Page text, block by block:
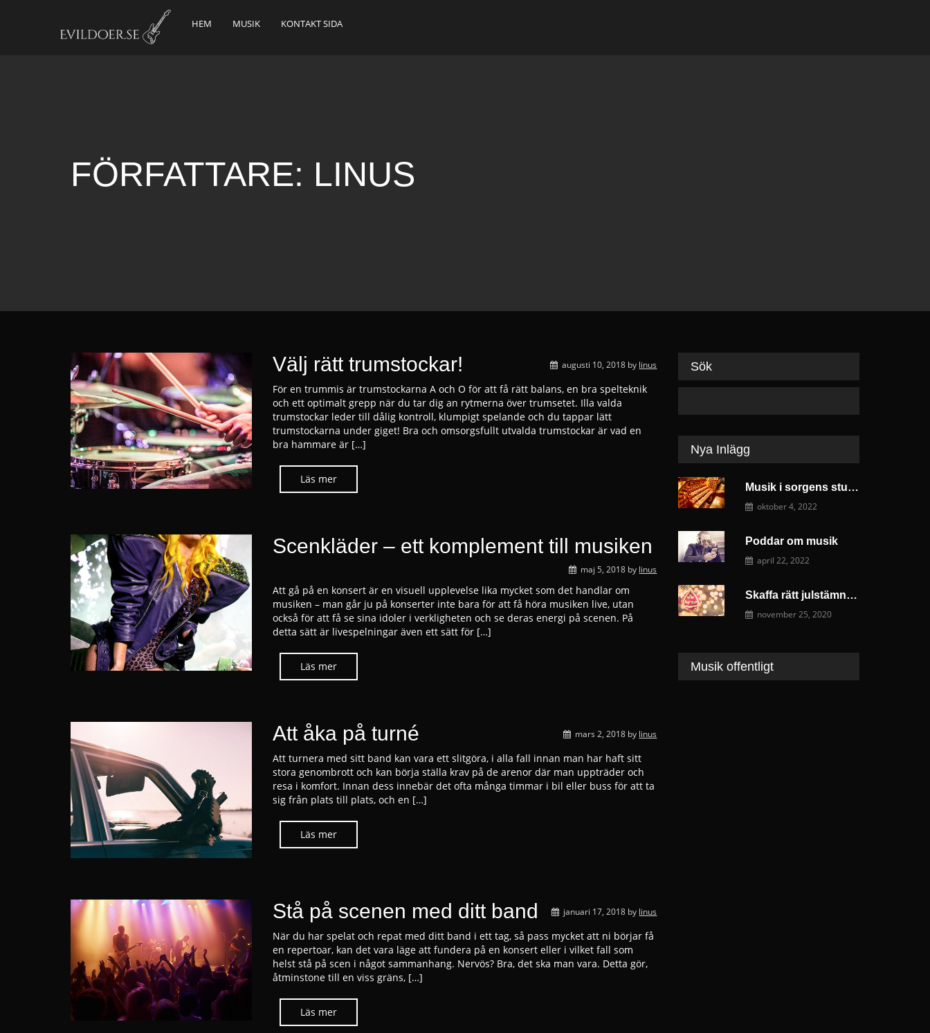
HEM MUSIK KONTAKT SIDA
FÖRFATTARE: LINUS
Välj rätt trumstockar! augusti 10, 2018 by linus
För en trummis är trumstockarna A och O för att få rätt balans, en bra spelteknik
och ett optimalt grepp när du tar dig an rytmerna över trumsetet. Illa valda
trumstockar leder till dålig kontroll, klumpigt spelande och du tappar lätt
trumstockarna under giget! Bra och omsorgsfullt utvalda trumstockar är vad en
bra hammare är […]
Scenkläder – ett komplement till musiken
maj 5, 2018 by linus
Att gå på en konsert är en visuell upplevelse lika mycket som det handlar om
musiken – man går ju på konserter inte bara för att få höra musiken live, utan
också för att få se sina idoler i verkligheten och se deras energi på scenen. På
detta sätt är livespelningar även ett sätt för […]
Att åka på turné mars 2, 2018 by linus
Att turnera med sitt band kan vara ett slitgöra, i alla fall innan man har haft sitt
stora genombrott och kan börja ställa krav på de arenor där man uppträder och
resa i komfort. Innan dess innebär det ofta många timmar i bil eller buss för att ta
sig från plats till plats, och en […]
Stå på scenen med ditt band januari 17, 2018 by linus
När du har spelat och repat med ditt band i ett tag, så pass mycket att ni börjar få
en repertoar, kan det vara läge att fundera på en konsert eller i vilket fall som
helst stå på scen i något sammanhang. Nervös? Bra, det ska man vara. Detta gör,
åtminstone till en viss gräns, […]
Sök
Nya Inlägg
Musik i sorgens stund
oktober 4, 2022
Poddar om musik
april 22, 2022
Skaffa rätt julstämning med musik och dekoration
november 25, 2020
Musik offentligt